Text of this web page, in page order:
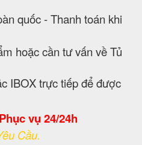
quốc - Thanh toán khi
hoặc cần tư vấn về Tủ
IBOX trực tiếp để được
vụ 24/24h
Cầu.